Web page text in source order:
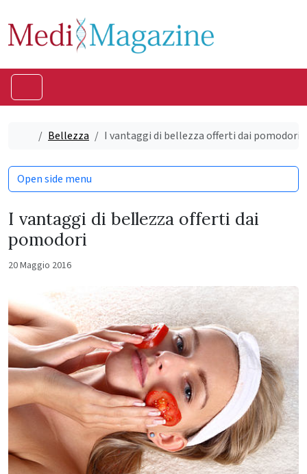
HomeBellezza I vantaggi di bellezza offerti dai pomodori
I vantaggi di bellezza offerti dai
pomodori
20 Maggio 2016
Open side menu